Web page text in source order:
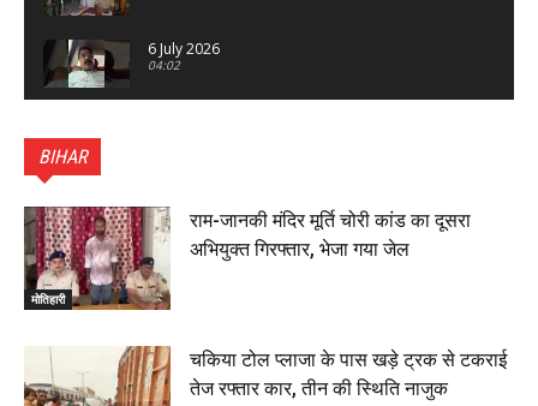
6 July 2026
04:02
का भव्य पथ संचलन, 5 July 2026
00:22
बेतिया : मझौलिया में 1.24 क्विंटल गांजा के साथ बोलेरो ज़ब्त, दो
तस्कर गिरफ्तार, 4 July 2026
00:39
00:33
BIHAR
मोतिहारी
राम-जानकी मंदिर मूर्ति चोरी कांड का दूसरा
अभियुक्त गिरफ्तार, भेजा गया जेल
चकिया टोल प्लाजा के पास खड़े ट्रक से टकराई
तेज रफ्तार कार, तीन की स्थिति नाजुक